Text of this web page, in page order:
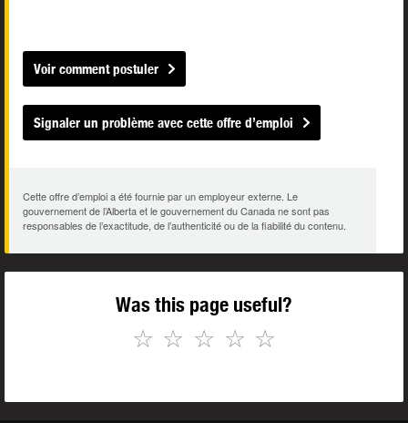
Voir comment postuler
Signaler un problème avec cette offre d’emploi
Cette offre d’emploi a été fournie par un employeur externe. Le
gouvernement de l’Alberta et le gouvernement du Canada ne sont pas
responsables de l’exactitude, de l’authenticité ou de la fiabilité du contenu.
Was this page useful?
☆
☆
☆
☆
☆